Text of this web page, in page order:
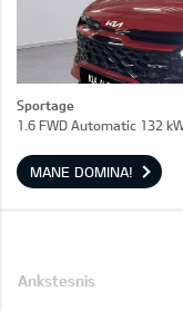
Sportage
1.6 FWD Automatic 132
MANE DOMINA!
Ankstesnis